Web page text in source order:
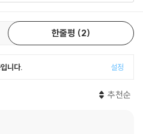
한줄평 2
니다. 설정
추천순